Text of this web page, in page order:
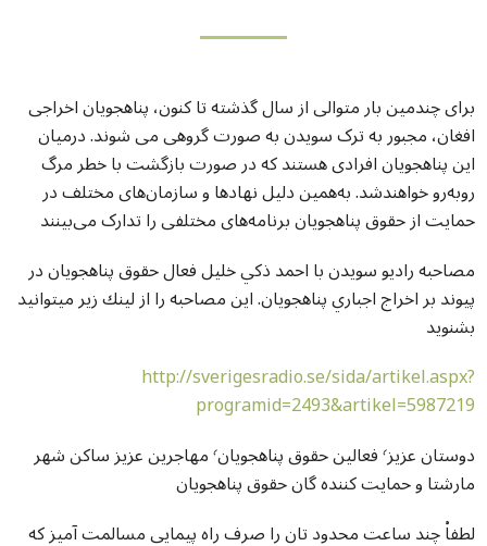
برای چندمین بار متوالی از سال گذشته تا کنون، پناهجویان اخراجی
افغان، مجبور به ترک سویدن به صورت گروهی می شوند. درمیان
این پناهجویان افرادی هستند که در صورت بازگشت با خطر مرگ
روبه‌رو خواهندشد. به‌همین دلیل نهادها و سازمان‌های مختلف در
حمایت از حقوق پناهجویان برنامه‌های مختلفی را تدارک می‌بینند
مصاحبه راديو سويدن با احمد ذكي خليل فعال حقوق پناهجويان در
پيوند بر اخراج اجباري پناهجويان. اين مصاحبه را از لينك زير ميتوانيد
بشنويد
http://sverigesradio.se/sida/artikel.aspx?
programid=2493&artikel=5987219
دوستان عزیز٬ فعالین حقوق پناهجویان٬ مهاجرین عزیز ساکن شهر
مارشتا و حمایت کننده گان حقوق پناهجویان
لطفاْ چند ساعت محدود تان را صرف راه پیمایی مسالمت آمیز که